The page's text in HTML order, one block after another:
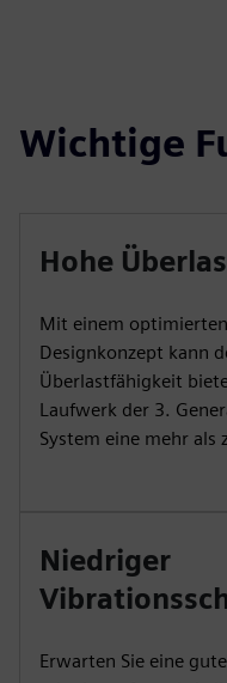
Wichtige
Hohe
Mit einem
Designkonzept kann
Überlastfähigkeit
Laufwerk der 3.
System eine mehr als
Niedriger
Erwarten Sie eine